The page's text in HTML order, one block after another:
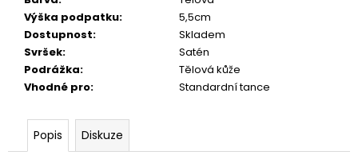
Výška podpatku:
5,5cm
Dostupnost:
Skladem
Svršek:
Satén
Podrážka:
Tělová kůže
Vhodné pro: Standardní tance
Popis Diskuze
e